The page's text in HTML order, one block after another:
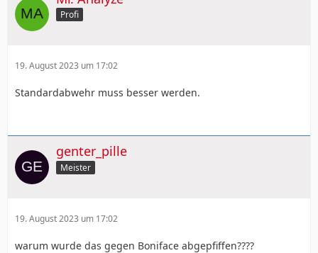
Profi
19. August 2023 um 17:02
Standardabwehr muss besser werden.
genter_pille
Meister
19. August 2023 um 17:02
warum wurde das gegen Boniface abgepfiffen????